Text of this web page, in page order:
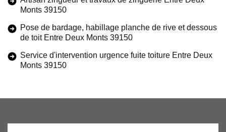
Monts 39150
Pose de bardage, habillage planche de rive et dessous
de toit Entre Deux Monts 39150
Service d'intervention urgence fuite toiture Entre Deux
Monts 39150